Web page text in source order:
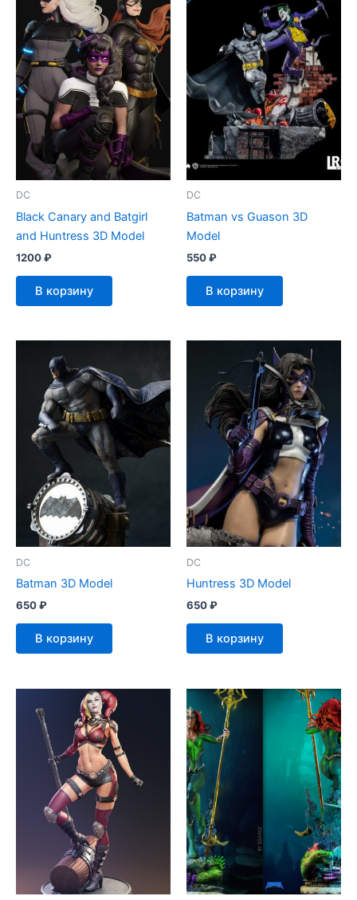
DC
Black Canary and Batgirl
and Huntress 3D Model
1200₽
В корзину
DC
Batman vs Guason 3D
Model
550₽
В корзину
DC
Batman 3D Model
650₽
В корзину
DC
Huntress 3D Model
650₽
В корзину